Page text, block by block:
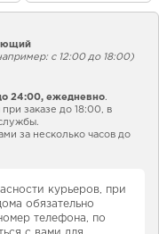
с 12:00 до 18:00)
24:00, ежедневно.
заказе до 18:00, в
за несколько часов до
курьеров, при
обязательно
телефона, по